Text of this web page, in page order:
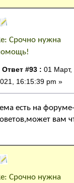
Срочно нужна
Ответ #93 : 01 Март,
16:15:39 pm »
есть на
вам
Срочно нужна